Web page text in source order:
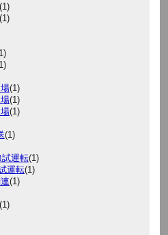
(1)
(1)
(1)
(1)
試運転(1)
運転(1)
(1)
(1)